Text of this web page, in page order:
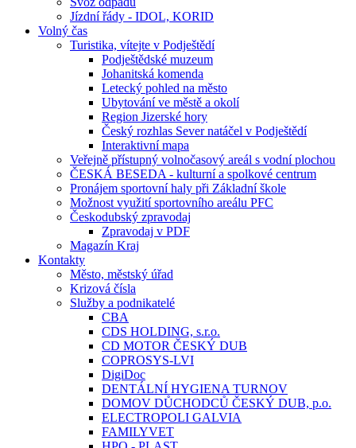
Jízdní řády - IDOL, KORID
Volný čas
Turistika, vítejte v Podještědí
Podještědské muzeum
Johanitská komenda
Letecký pohled na město
Ubytování ve městě a okolí
Region Jizerské hory
Český rozhlas Sever natáčel v Podještědí
Interaktivní mapa
Veřejně přístupný volnočasový areál s vodní plochou
ČESKÁ BESEDA - kulturní a spolkové centrum
Pronájem sportovní haly při Základní škole
Možnost využití sportovního areálu PFC
Českodubský zpravodaj
Zpravodaj v PDF
Magazín Kraj
Kontakty
Město, městský úřad
Krizová čísla
Služby a podnikatelé
CBA
CDS HOLDING, s.r.o.
CD MOTOR ČESKÝ DUB
COPROSYS-LVI
DigiDoc
DENTÁLNÍ HYGIENA TURNOV
DOMOV DŮCHODCŮ ČESKÝ DUB, p.o.
ELECTROPOLI GALVIA
FAMILYVET